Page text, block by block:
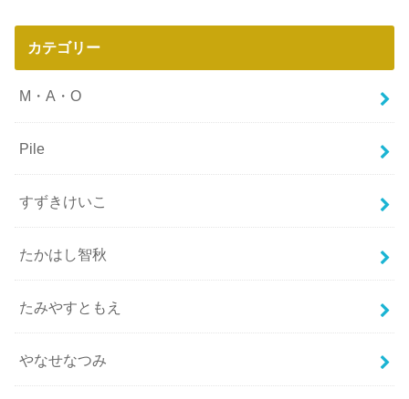
カテゴリー
M・A・O
Pile
すずきけいこ
たかはし智秋
たみやすともえ
やなせなつみ